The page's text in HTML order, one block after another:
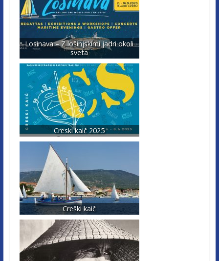
Losinava – Z lošinjskimi jadri okoli
sveta
Creski kaič 2025
Creški kaič